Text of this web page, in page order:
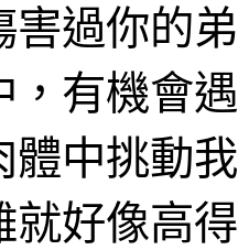
害過你的
，有機會
體中挑動
就好像高